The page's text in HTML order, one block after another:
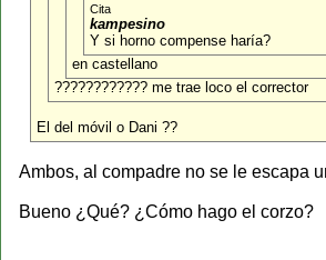
Cita
kampesino
Y si horno compense haría?
en castellano
???????????? me trae loco el corrector
El del móvil o Dani ??
Ambos, al compadre no se le escapa
Bueno ¿Qué? ¿Cómo hago el corzo?